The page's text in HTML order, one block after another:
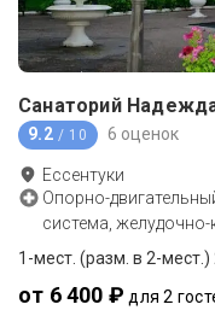
Санаторий
9.2 / 10 6 оценок
Ессентуки
Опорно-
система,
1-мест. (разм. в 2-мест.)
от 6 400 ₽ для 2